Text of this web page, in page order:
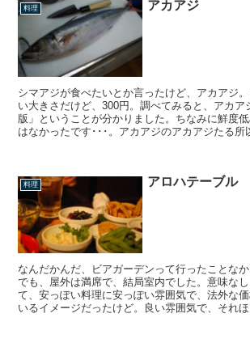
料理 アカアジ
シマアジが食べたいとか言ったけど、アカアジ
い大きさだけど、300円。調べてみると、アカア
版」ということが分かりました。ちなみに鮮度
はなかったです･･･。アカアジのアカアジたる所
料理 アロハテーブル
なんだかんだ、ビアガーデンって行ったことなか
でも、屋外は満席で、結局室内でした。意味な
て、安っぽい料理に安っぽい雰囲気で、法外な
いるイメージだったけど。良い雰囲気で、それ